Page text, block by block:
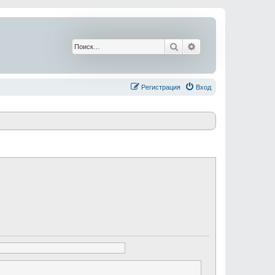
Поиск
Вход
Регистрация